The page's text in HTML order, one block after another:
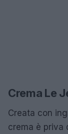
Crema Le
Creata con
crema è priva